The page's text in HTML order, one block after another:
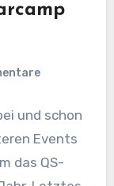
und schon
Events
das QS-